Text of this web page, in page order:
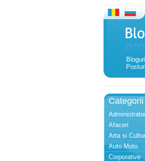
Categorii
Afaceri
Arta si
Auto Moto
Corporative